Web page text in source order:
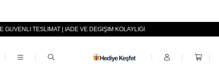
+90 (0553) 694 94 70
TESLİMAT | İADE VE DEĞİŞİM KOLAYLIĞI